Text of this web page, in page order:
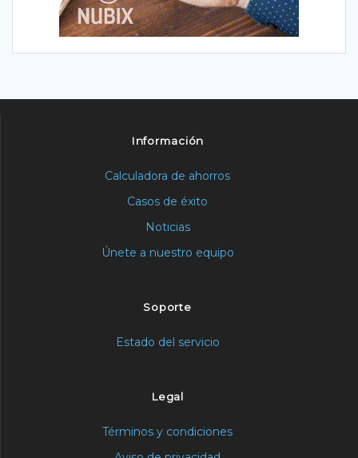
Información
Calculadora de ahorros
Casos de éxito
Noticias
Únete a nuestro equipo
Soporte
Estado del servicio
Legal
Términos y condiciones